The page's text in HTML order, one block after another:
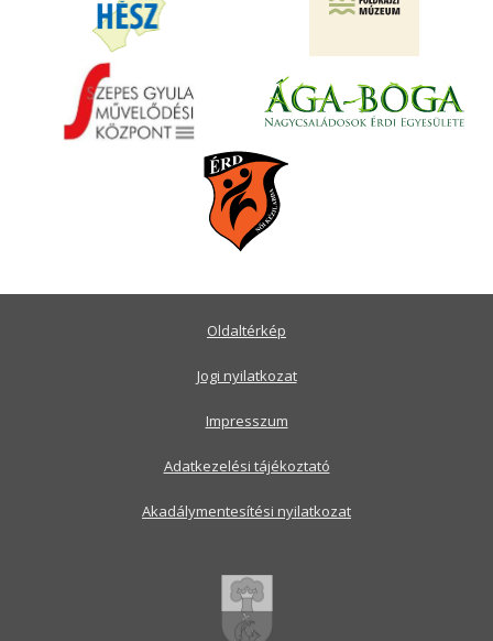
Oldaltérkép
Jogi nyilatkozat
Impresszum
Adatkezelési tájékoztató
Akadálymentesítési nyilatkozat